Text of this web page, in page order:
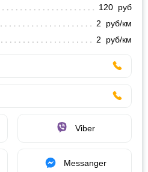
120 руб
2 руб/км
2 руб/км
Viber
Messanger